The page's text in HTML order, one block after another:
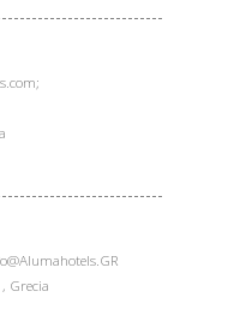
Grecia